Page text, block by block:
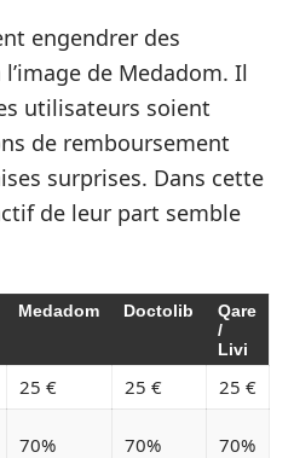
engendrer des
de Medadom. Il
utilisateurs soient
de remboursement
surprises. Dans cette
de leur part semble
Medadom Doctolib
Qare
/
Livi
25 € 25 €
25 €
70% 70% 70%